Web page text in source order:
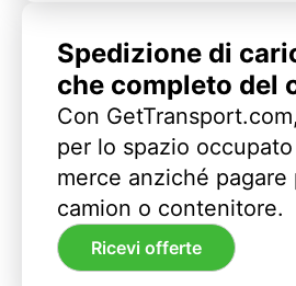
Spedizione di
che completo del
Con
per lo spazio
merce anziché pagare
camion o contenitore.
Ricevi offerte